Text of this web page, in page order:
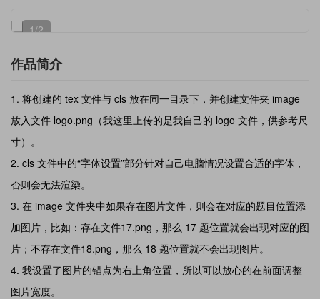
1/2
作品简介
将创建的 tex 文件与 cls 放在同一目录下，并创建文件夹 image
放入文件 logo.png（我这里上传的是我自己的 logo 文件，供参考尺
寸）。
cls 文件中的“字体设置”部分针对自己电脑情况设置合适的字体，
否则会无法渲染。
在 image 文件夹中如果存在图片文件，则会在对应的题目位置添
加图片，比如：存在文件17.png，那么 17 题位置就会出现对应的图
片；不存在文件18.png，那么 18 题位置就不会出现图片。
我设置了图片的锚点为右上角位置，所以可以放心的在前面调整
图片宽度。